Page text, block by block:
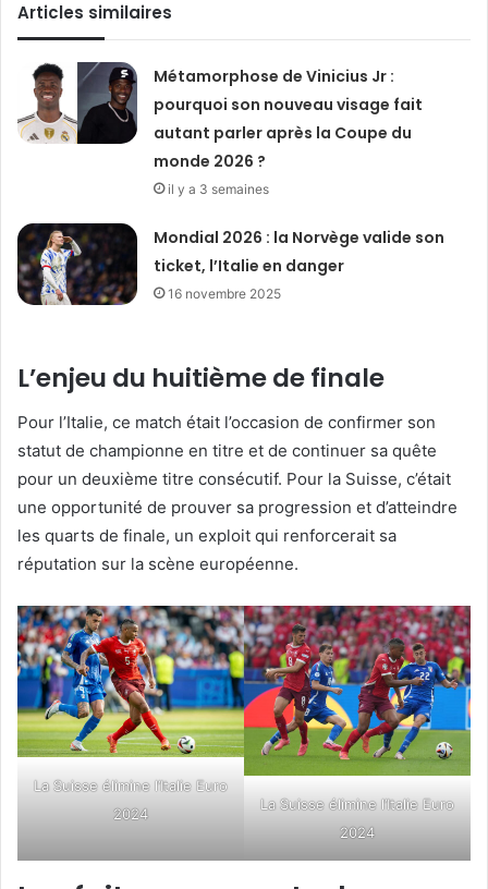
Articles similaires
Métamorphose de Vinicius Jr :
pourquoi son nouveau visage fait
autant parler après la Coupe du
monde 2026 ?
il y a 3 semaines
Mondial 2026 : la Norvège valide son
ticket, l’Italie en danger
16 novembre 2025
L’enjeu du huitième de finale
Pour l’Italie, ce match était l’occasion de confirmer son
statut de championne en titre et de continuer sa quête
pour un deuxième titre consécutif. Pour la Suisse, c’était
une opportunité de prouver sa progression et d’atteindre
les quarts de finale, un exploit qui renforcerait sa
réputation sur la scène européenne.
La Suisse élimine l’Italie Euro
2024
La Suisse élimine l’Italie Euro
2024